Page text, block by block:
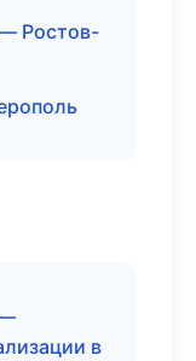
— Ростов-
—
в